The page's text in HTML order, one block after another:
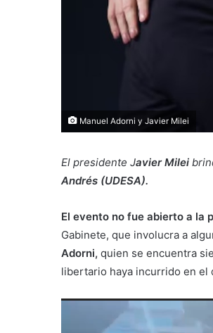
Manuel Adorni y Javier Milei
El presidente Javier Milei
Andrés (UDESA).
El evento no fue abierto a la
Gabinete, que involucra a
Adorni, quien se encuentra
libertario haya incurrido en el